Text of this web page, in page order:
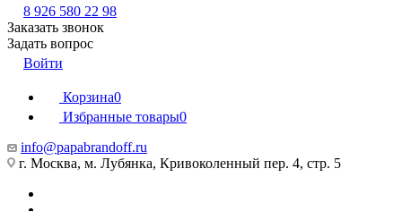
8 926 580 22 98
Заказать звонок
Задать вопрос
Войти
Корзина0
Избранные товары0
info@papabrandoff.ru
г. Москва, м. Лубянка, Кривоколенный пер. 4, стр. 5